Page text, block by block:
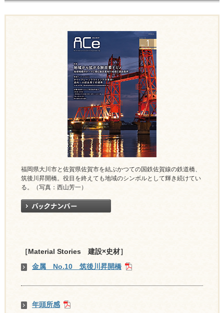
福岡県大川市と佐賀県佐賀市を結ぶかつての国鉄佐賀線の鉄道橋、
筑後川昇開橋。役目を終えても地域のシンボルとして輝き続けてい
る。（写真：西山芳一）
［Material Stories 建設×史材］
金属 No.10 筑後川昇開橋
年頭所感